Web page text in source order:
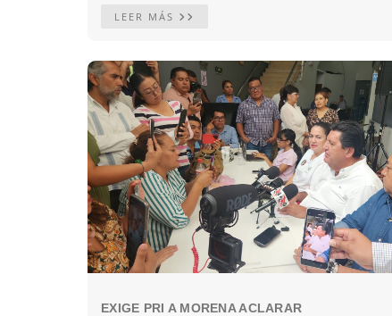
LEER MÁS
EXIGE PRI A MORENA ACLARAR